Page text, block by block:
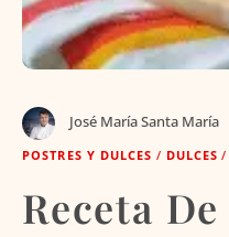
José María Santa María
POSTRES Y DULCES / DULCES /
Receta